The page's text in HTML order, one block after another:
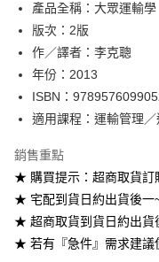
ATM付款
運送方式
每筆NT$60
7-11取貨付款
每筆NT$60
產品全稱：大眾運輸學
版次：2版
作／譯者：李克聰
年份：2013
ISBN：
適用課程：運輸管理
銷售重點
★ 購買提示：超商取貨訂
★ 宅配到貨日約出貨後一
★ 超商取貨到貨日約出貨
★ 若有『急件』需求建議